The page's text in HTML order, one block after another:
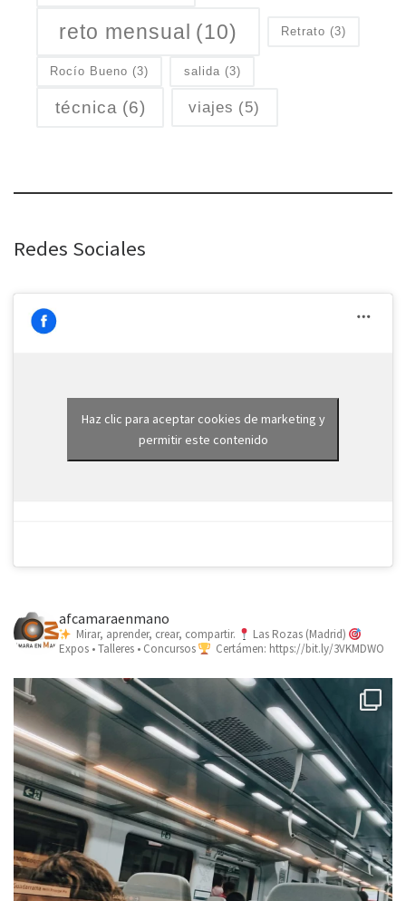
reto mensual (10) Retrato (3)
Rocío Bueno (3) salida (3)
técnica (6) viajes (5)
Redes Sociales
Haz clic para aceptar cookies de marketing y
permitir este contenido
afcamaraenmano
Mirar, aprender, crear, compartir.
Las Rozas (Madrid)
Expos • Talleres • Concursos
Certámen: https://bit.ly/3VKMDWO